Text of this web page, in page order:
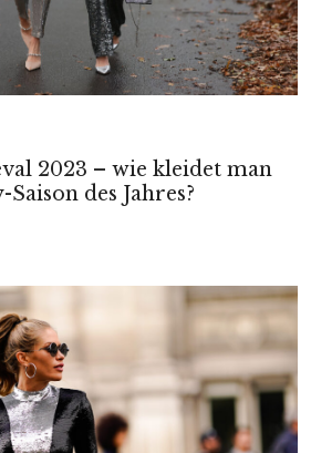
2023 – wie kleidet man
des Jahres?